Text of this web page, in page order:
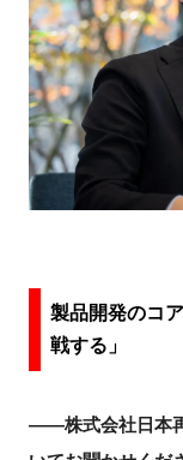
製品開発のコ
戦する」
――株式会社日本